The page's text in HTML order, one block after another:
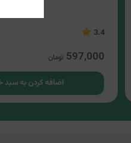
3.4
597,000 تومان
اضافه کردن به سبد